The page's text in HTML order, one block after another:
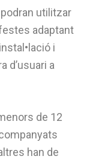
utilitzar
adaptant
i
d’usuari a
de 12
han de